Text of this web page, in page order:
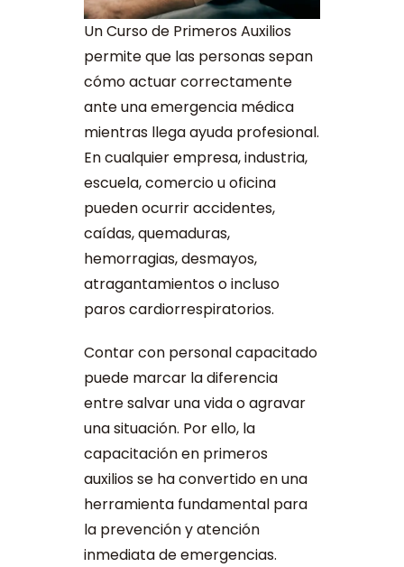
Un Curso de Primeros Auxilios
permite que las personas sepan
cómo actuar correctamente
ante una emergencia médica
mientras llega ayuda profesional.
En cualquier empresa, industria,
escuela, comercio u oficina
pueden ocurrir accidentes,
caídas, quemaduras,
hemorragias, desmayos,
atragantamientos o incluso
paros cardiorrespiratorios.
Contar con personal capacitado
puede marcar la diferencia
entre salvar una vida o agravar
una situación. Por ello, la
capacitación en primeros
auxilios se ha convertido en una
herramienta fundamental para
la prevención y atención
inmediata de emergencias.